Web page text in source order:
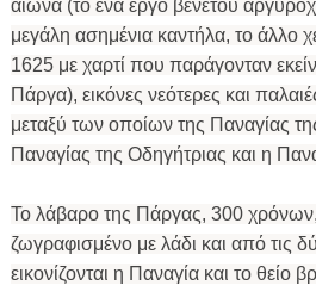
ΔΙΕΘΝΗ
ΕΦΗΜΕΡΙΔΑ Η ΠΑΡΓΑ
ΠΛΗΡΟΦΟΡΙΕΣ
αιώνα (το ένα έργο βενετού
μεγάλη ασημένια καντήλα, το άλλο
1625 με χαρτί που παράγονταν
Πάργα), εικόνες νεότερες και
μεταξύ των οποίων της Παναγίας
Παναγίας της Οδηγήτριας και η
Το λάβαρο της Πάργας, 300 χρόνων,
ζωγραφισμένο με λάδι και από τις
εικονίζονται η Παναγία και το θείο